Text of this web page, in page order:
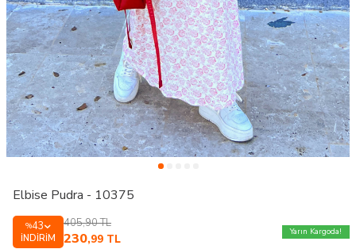
Elbise Pudra - 10375
%43
İNDIRIM
405,90TL
230,99 TL
Yarın Kargoda!